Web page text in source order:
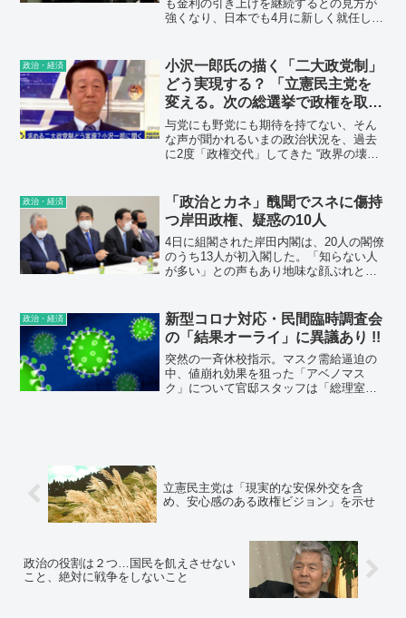
も金利の引き上げを継続するとの見方が
強くなり、日本でも4月に新しく就任した
もともと想定されていた「大きな流れ」
がまだ続くとの解釈が成立します。
政治・経済
小沢一郎氏の描く「二大政党制」
どう実現する？ 「立憲民主党を
変える。次の総選挙で政権を取
る」
与党にも野党にも期待を持てない、そん
な声が聞かれるいまの政治状況を、過去
に2度「政権交代」してきた “政界の壊し
『ABEMA Prime』で聞いた。
政治・経済
「政治とカネ」醜聞でスネに傷持
つ岸田政権、疑惑の10人
4日に組閣された岸田内閣は、20人の閣僚
のうち13人が初入閣した。「知らない人
が多い」との声もあり地味な顔ぶれとな
党議員秘書が「岸田氏も総裁選に勝って
すぐに決めなきゃいけなかったから、身
体検査する時間もなかっただろう」と言
うとおり、今後「政治とカネ」の問題が
岸田政権の“アキレス腱”となる可能性もあ
る。
政治・経済
新型コロナ対応・民間臨時調査会
の「結果オーライ」に異議あり !!
突然の一斉休校指示。マスク需給逼迫の
中、値崩れ効果を狙った「アベノマス
ク」について官邸スタッフは「総理室の
立憲民主党は「現実的な安保外交を含
め、安心感のある政権ビジョン」を示せ
政治の役割は２つ…国民を飢えさせない
こと、絶対に戦争をしないこと